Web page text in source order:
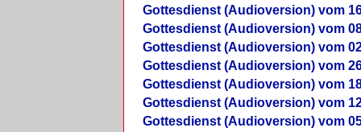
Gottesdienst (Audioversion) vom
Gottesdienst (Audioversion) vom
Gottesdienst (Audioversion) vom
Gottesdienst (Audioversion) vom
Gottesdienst (Audioversion) vom
Gottesdienst (Audioversion) vom
Gottesdienst (Audioversion) vom